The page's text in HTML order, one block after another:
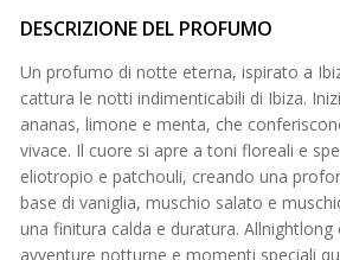
DESCRIZIONE DEL PROFUMO
Un profumo di notte eterna, ispirato a
cattura le notti indimenticabili di Ibiza.
ananas, limone e menta, che
vivace. Il cuore si apre a toni floreali e
eliotropio e patchouli, creando una
base di vaniglia, muschio salato e
una finitura calda e duratura.
avventure notturne e momenti speciali